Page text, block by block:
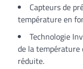
Capteurs de
température en
Technologie
de la
réduite.